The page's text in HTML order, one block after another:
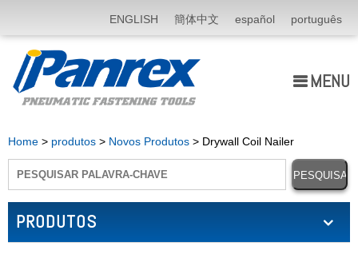
ENGLISH 簡体中文 español português
MENU
produtos
Application
notícia
Home > produtos > Novos Produtos > Drywall Coil Nailer
PRODUTOS